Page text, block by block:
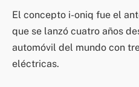
El concepto i-oniq fue el
que se lanzó cuatro años
automóvil del mundo con
eléctricas.